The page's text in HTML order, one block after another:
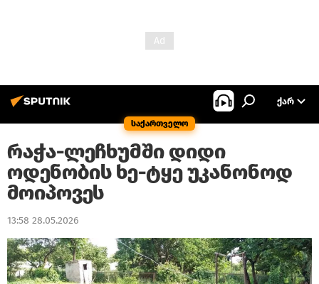
საქართველო
ᲥᲐᲠ
რაჭა-ლეჩხუმში დიდი
ოდენობის ხე-ტყე უკანონოდ
მოიპოვეს
13:58 28.05.2026